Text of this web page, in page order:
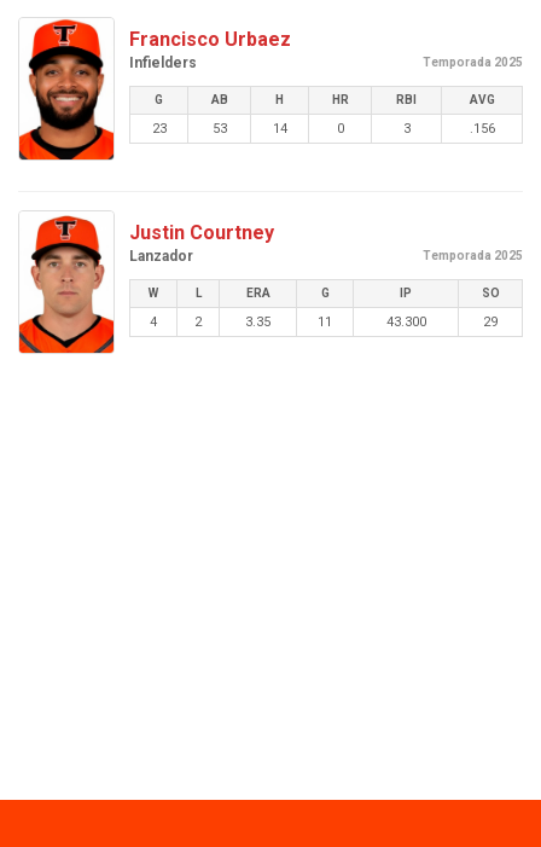
Francisco Urbaez
Infielders Temporada 2025
G AB H HR RBI AVG
23 53 14 0 3 .156
Justin Courtney
Lanzador Temporada 2025
W L ERA G IP SO
4 2 3.35 11 43.300 29